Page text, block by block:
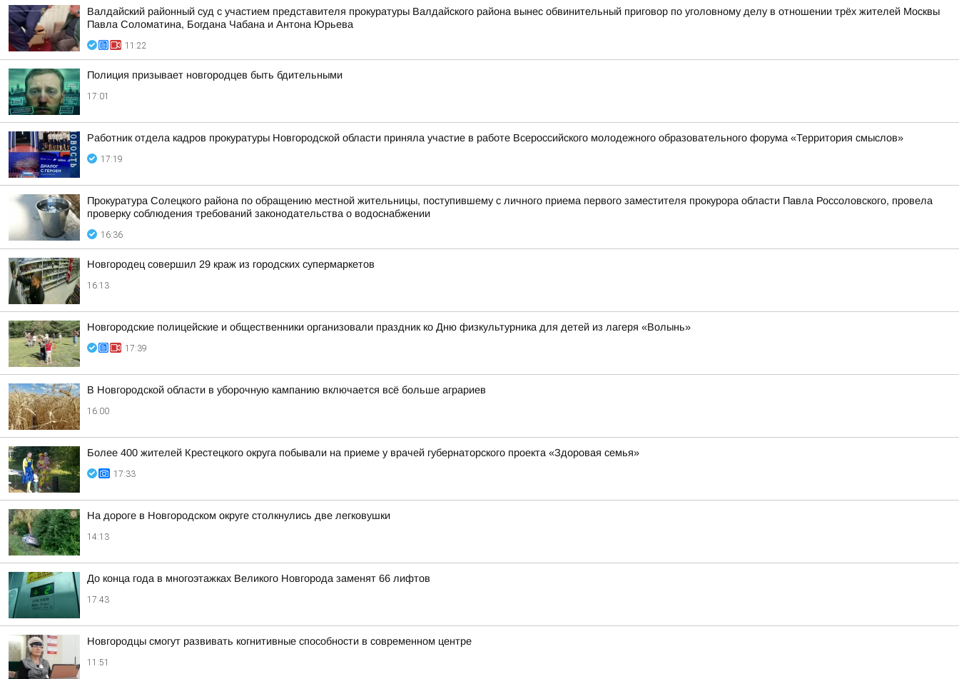
Валдайский районный суд с участием представителя прокуратуры Валдайского района вынес обвинительный приговор по уголовному делу в отношении трёх жителей Москвы
Павла Соломатина, Богдана Чабана и Антона Юрьева
11:22
Полиция призывает новгородцев быть бдительными
17:01
Работник отдела кадров прокуратуры Новгородской области приняла участие в работе Всероссийского молодежного образовательного форума «Территория смыслов»
17:19
Прокуратура Солецкого района по обращению местной жительницы, поступившему с личного приема первого заместителя прокурора области Павла Россоловского, провела
проверку соблюдения требований законодательства о водоснабжении
16:36
Новгородец совершил 29 краж из городских супермаркетов
16:13
Новгородские полицейские и общественники организовали праздник ко Дню физкультурника для детей из лагеря «Волынь»
17:39
В Новгородской области в уборочную кампанию включается всё больше аграриев
16:00
Более 400 жителей Крестецкого округа побывали на приеме у врачей губернаторского проекта «Здоровая семья»
17:33
На дороге в Новгородском округе столкнулись две легковушки
14:13
До конца года в многоэтажках Великого Новгорода заменят 66 лифтов
17:43
Новгородцы смогут развивать когнитивные способности в современном центре
11:51